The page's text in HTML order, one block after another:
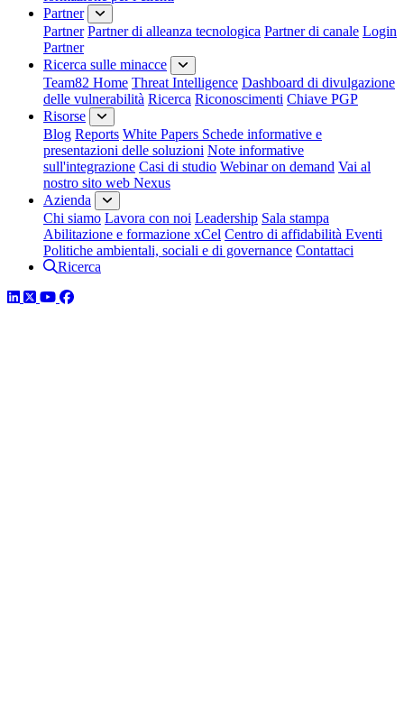
Partner
Partner Partner di alleanza tecnologica Partner di canale Login
Partner
Ricerca sulle minacce
Team82 Home Threat Intelligence Dashboard di divulgazione
delle vulnerabilità Ricerca Riconoscimenti Chiave PGP
Risorse
Blog Reports White Papers Schede informative e
presentazioni delle soluzioni Note informative
sull'integrazione Casi di studio Webinar on demand Vai al
nostro sito web Nexus
Azienda
Chi siamo Lavora con noi Leadership Sala stampa
Abilitazione e formazione xCel Centro di affidabilità Eventi
Politiche ambientali, sociali e di governance Contattaci
Ricerca
LinkedIn
TwitterYouTube
Facebook